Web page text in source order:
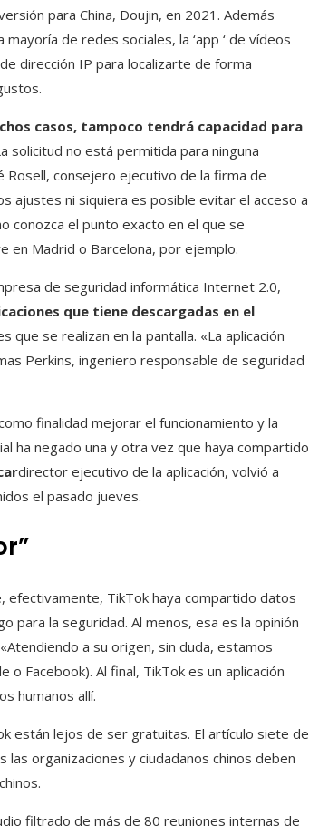
para China, Doujin, en 2021. Además
de redes sociales, la ‘app ‘ de vídeos
dirección IP para localizarte de forma
casos, tampoco tendrá capacidad para
solicitud no está permitida para ninguna
Rosell, consejero ejecutivo de la firma de
ajustes ni siquiera es posible evitar el acceso a
conozca el punto exacto en el que se
en Madrid o Barcelona, ​​por ejemplo.
de seguridad informática Internet 2.0,
que tiene descargadas en el
que se realizan en la pantalla. «La aplicación
Perkins, ingeniero responsable de seguridad
finalidad mejorar el funcionamiento y la
ha negado una y otra vez que haya compartido
director ejecutivo de la aplicación, volvió a
el pasado jueves.
efectivamente, TikTok haya compartido datos
para la seguridad. Al menos, esa es la opinión
a su origen, sin duda, estamos
Facebook). Al final, TikTok es un aplicación
humanos allí.
están lejos de ser gratuitas. El artículo siete de
las organizaciones y ciudadanos chinos deben
filtrado de más de 80 reuniones internas de